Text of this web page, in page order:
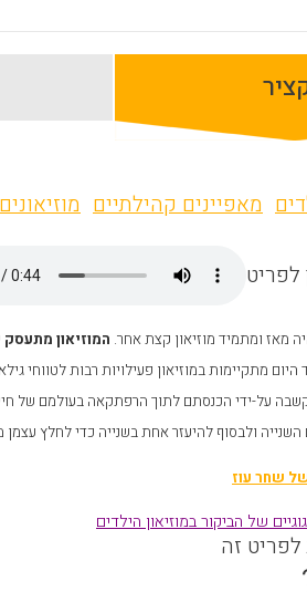
מאפיינים קהילתיים
לפריט
מאז ומתמיד מוזיאון קצתאחר. המוזיאון
היום מתקיימות במוזיאון פעילויות רבות לטווחי
על-ידי הכנסתם לתוך הרפתקאה בעולמם של
ולבסוף להיעזר אחת בשנייה כדי לחלץ עצמן
שחר עוז
של הביקור במוזיאון הילדים
לפריט זה